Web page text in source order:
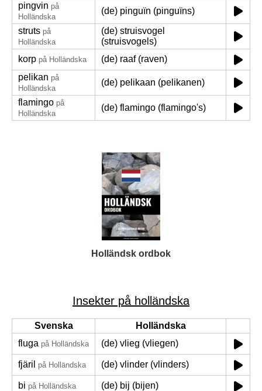
pingvin på
Holländska
(de) pinguïn (pinguïns)
struts på
Holländska
(de) struisvogel
(struisvogels)
korp på Holländska
(de) raaf (raven)
pelikan på
Holländska
(de) pelikaan (pelikanen)
flamingo på
Holländska
(de) flamingo (flamingo's)
Holländsk ordbok
Insekter på holländska
Svenska
Holländska
fluga på Holländska (de) vlieg (vliegen)
fjäril på Holländska (de) vlinder (vlinders)
bi på Holländska
(de) bij (bijen)